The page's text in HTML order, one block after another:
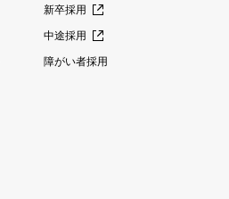
新卒採用
中途採用
障がい者採用